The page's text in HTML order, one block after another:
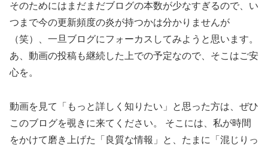
そのためにはまだまだブログの本数が少なすぎるので、い
つまで今の更新頻度の炎が持つかは分かりませんが
（笑）、一旦ブログにフォーカスしてみようと思います。
あ、動画の投稿も継続した上での予定なので、そこはご安
心を。
動画を見て「もっと詳しく知りたい」と思った方は、ぜひ
このブログを覗きに来てください。 そこには、私が時間
をかけて磨き上げた「良質な情報」と、たまに「混じりっ